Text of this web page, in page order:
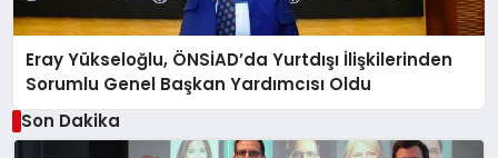
Eray Yükseloğlu, ÖNSİAD’da Yurtdışı İlişkilerinden
Sorumlu Genel Başkan Yardımcısı Oldu
Son Dakika